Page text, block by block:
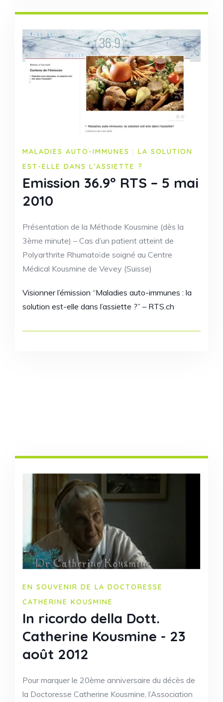
MALADIES AUTO-IMMUNES : LA SOLUTION
EST-ELLE DANS L’ASSIETTE ?
Emission 36.9° RTS – 5 mai
2010
Présentation de la Méthode Kousmine (dès la
3ème minute) – Cas d’un patient atteint de
Polyarthrite Rhumatoïde soigné au Centre
Médical Kousmine de Vevey (Suisse)
Visionner l’émission “Maladies auto-immunes : la
solution est-elle dans l’assiette ?” – RTS.ch
EN SOUVENIR DE LA DOCTORESSE
CATHERINE KOUSMINE
In ricordo della Dott.
Catherine Kousmine - 23
août 2012
Pour marquer le 20ème anniversaire du décès de
la Doctoresse Catherine Kousmine, l’Association